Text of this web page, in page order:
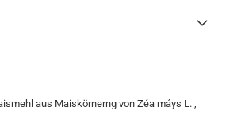
aus Maiskörnerng von Zéa máys L. ,